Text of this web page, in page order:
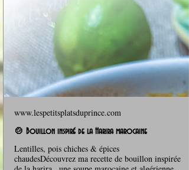
www.lespetitsplatsduprince.com
🍲 Bouillon inspiré de la Harira marocaine
Lentilles, pois chiches & épices
chaudesDécouvrez ma recette de bouillon inspirée